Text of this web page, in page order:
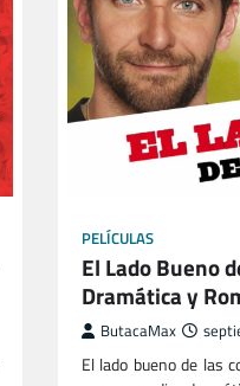
PELÍCULAS
El Lado Bueno
Dramática y
ButacaMax
El lado bueno de las